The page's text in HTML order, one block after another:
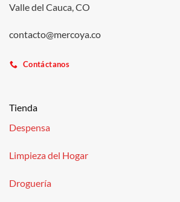
Valle del Cauca, CO
contacto@mercoya.co
Contáctanos
Tienda
Despensa
Limpieza del Hogar
Droguería